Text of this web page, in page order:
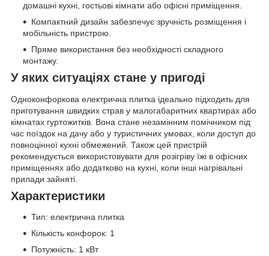
домашні кухні, гостьові кімнати або офісні приміщення.
Компактний дизайн забезпечує зручність розміщення і
мобільність пристрою.
Пряме використання без необхідності складного
монтажу.
У яких ситуаціях стане у пригоді
Одноконфоркова електрична плитка ідеально підходить для
приготування швидких страв у малогабаритних квартирах або
кімнатах гуртожитків. Вона стане незамінним помічником під
час поїздок на дачу або у туристичних умовах, коли доступ до
повноцінної кухні обмежений. Також цей пристрій
рекомендується використовувати для розігріву їжі в офісних
приміщеннях або додатково на кухні, коли інші нагрівальні
прилади зайняті.
Характеристики
Тип: електрична плитка
Кількість конфорок: 1
Потужність: 1 кВт